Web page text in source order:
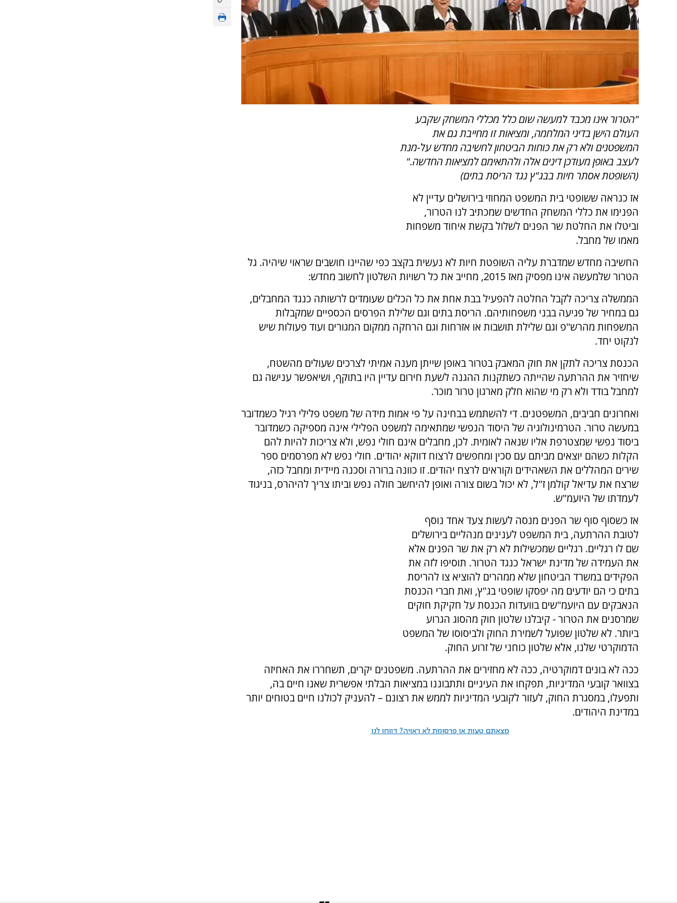
"הטרור אינו מכבד למעשה שום כלל מכללי המשחק שקבע
העולם הישן בדיני המלחמה, ומציאות זו מחייבת גם את
המשפטנים ולא רק את כוחות הביטחון לחשיבה מחדש על-מנת
לעצב באופן מעודכן דינים אלה ולהתאימם למציאות החדשה."
(השופטת אסתר חיות בבג"ץ נגד הריסת בתים)
אז כנראה ששופטי בית המשפט המחוזי בירושלים עדיין לא
הפנימו את כללי המשחק החדשים שמכתיב לנו הטרור,
וביטלו את החלטת שר הפנים לשלול בקשת איחוד משפחות
מאמו של מחבל.
החשיבה מחדש שמדברת עליה השופטת חיות לא נעשית בקצב כפי שהיינו חושבים שראוי שיהיה. גל
הטרור שלמעשה אינו מפסיק מאז 2015, מחייב את כל רשויות השלטון לחשוב מחדש:
הממשלה צריכה לקבל החלטה להפעיל בבת אחת את כל הכלים שעומדים לרשותה כנגד המחבלים,
גם במחיר של פגיעה בבני משפחותיהם. הריסת בתים וגם שלילת הפרסים הכספיים שמקבלות
המשפחות מהרש"פ וגם שלילת תושבות או אזרחות וגם הרחקה ממקום המגורים ועוד פעולות שיש
לנקוט יחד.
הכנסת צריכה לתקן את חוק המאבק בטרור באופן שייתן מענה אמיתי לצרכים שעולים מהשטח,
שיחזיר את ההרתעה שהייתה כשתקנות ההגנה לשעת חירום עדיין היו בתוקף, ושיאפשר ענישה גם
למחבל בודד ולא רק מי שהוא חלק מארגון טרור מוכר.
ואחרונים חביבים, המשפטנים. די להשתמש בבחינה על פי אמות מידה של משפט פלילי רגיל כשמדובר
במעשה טרור. הטרמינולוגיה של היסוד הנפשי שמתאימה למשפט הפלילי אינה מספיקה כשמדובר
ביסוד נפשי שמצטרפת אליו שנאה לאומית. לכן, מחבלים אינם חולי נפש, ולא צריכות להיות להם
הקלות כשהם יוצאים מביתם עם סכין ומחפשים לרצוח דווקא יהודים. חולי נפש לא מפרסמים ספר
שירים המהללים את השאהידים וקוראים לרצח יהודים. זו כוונה ברורה וסכנה מיידית ומחבל כזה,
שרצח את עדיאל קולמן ז"ל, לא יכול בשום צורה ואופן להיחשב חולה נפש וביתו צריך להיהרס, בניגוד
לעמדתו של היועמ"ש.
אז כשסוף סוף שר הפנים מנסה לעשות צעד אחד נוסף
לטובת ההרתעה, בית המשפט לענינים מנהליים בירושלים
שם לו רגליים. רגליים שמכשילות לא רק את שר הפנים אלא
את העמידה של מדינת ישראל כנגד הטרור. תוסיפו לזה את
הפקידים במשרד הביטחון שלא ממהרים להוציא צו להריסת
בתים כי הם יודעים מה יפסקו שופטי בג"ץ, ואת חברי הכנסת
הנאבקים עם היועמ"שים בוועדות הכנסת על חקיקת חוקים
שמרסנים את הטרור - קיבלנו שלטון חוק מהסוג הגרוע
ביותר. לא שלטון שפועל לשמירת החוק ולביסוסו של המשפט
הדמוקרטי שלנו, אלא שלטון כוחני של זרוע החוק.
ככה לא בונים דמוקרטיה, ככה לא מחזירים את ההרתעה. משפטנים יקרים, תשחררו את האחיזה
בצוואר קובעי המדיניות, תפקחו את העיניים ותתבוננו במציאות הבלתי אפשרית שאנו חיים בה,
ותפעלו, במסגרת החוק, לעזור לקובעי המדיניות לממש את רצונם – להעניק לכולנו חיים בטוחים יותר
במדינת היהודים.
מצאתם טעות או פרסומת לא ראויה? דווחו לנו